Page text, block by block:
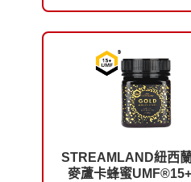
STREAMLAND紐西
麥蘆卡蜂蜜